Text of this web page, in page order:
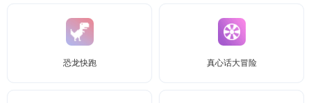
恐龙快跑 真心话大冒险